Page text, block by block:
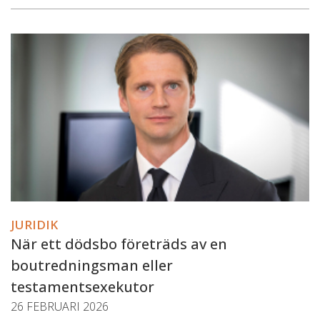
JURIDIK
När ett dödsbo företräds av en
boutredningsman eller
testamentsexekutor
26 FEBRUARI 2026